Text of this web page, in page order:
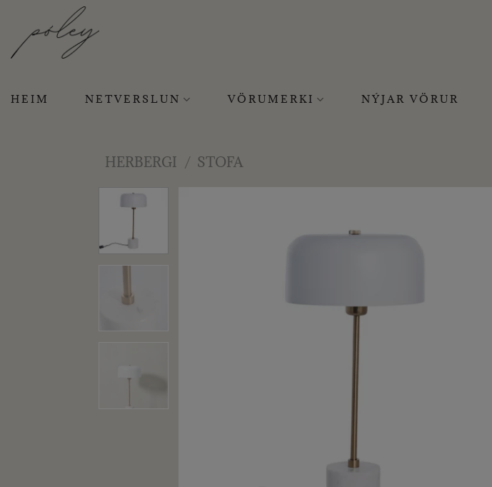
content
HEIM NETVERSLUN VÖRUMERKI NÝJAR VÖRUR
HERBERGI / STOFA